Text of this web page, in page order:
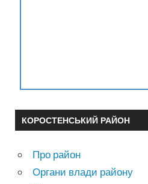
КОРОСТЕНСЬКИЙ РАЙОН
Про район
Органи влади району